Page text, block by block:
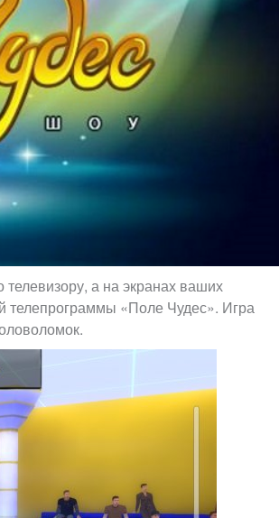
а на экранах ваших
телепрограммы «Поле Чудес». Игра